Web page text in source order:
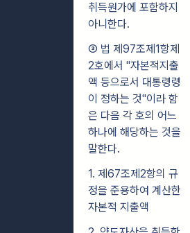
취득원가에 포함하지
아니한다.
③ 법 제97조제1항제
2호에서 "자본적지출
액 등으로서 대통령령
이 정하는 것"이라 함
은 다음 각 호의 어느
하나에 해당하는 것을
말한다.
1. 제67조제2항의 규
정을 준용하여 계산한
자본적 지출액